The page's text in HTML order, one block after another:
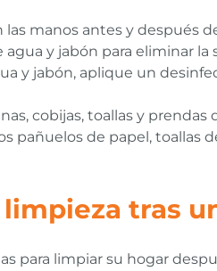
las manos antes y después
agua y jabón para eliminar
y jabón, aplique un
cobijas, toallas y
pañuelos de papel, toallas
tras
para limpiar su hogar